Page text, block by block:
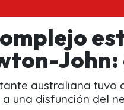
australiana tuvo
una disfunción del